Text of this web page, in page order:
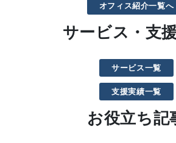
オフィス紹介一覧へ
サービス・支
サービス一覧
支援実績一覧
お役立ち記